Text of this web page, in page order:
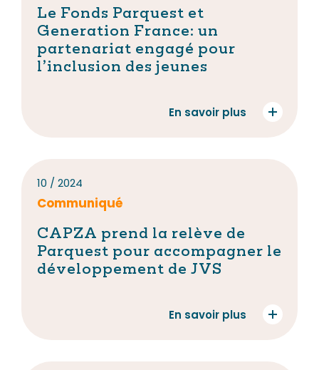
Le Fonds Parquest et
Generation France: un
partenariat engagé pour
l’inclusion des jeunes
En savoir plus
10 / 2024
Communiqué
CAPZA prend la relève de
Parquest pour accompagner le
développement de JVS
En savoir plus